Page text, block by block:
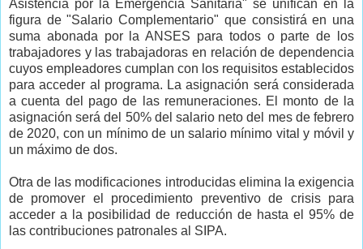
Asistencia por la Emergencia Sanitaria" se unifican en la
figura de "Salario Complementario" que consistirá en una
suma abonada por la ANSES para todos o parte de los
trabajadores y las trabajadoras en relación de dependencia
cuyos empleadores cumplan con los requisitos establecidos
para acceder al programa. La asignación será considerada
a cuenta del pago de las remuneraciones. El monto de la
asignación será del 50% del salario neto del mes de febrero
de 2020, con un mínimo de un salario mínimo vital y móvil y
un máximo de dos.
Otra de las modificaciones introducidas elimina la exigencia
de promover el procedimiento preventivo de crisis para
acceder a la posibilidad de reducción de hasta el 95% de
las contribuciones patronales al SIPA.